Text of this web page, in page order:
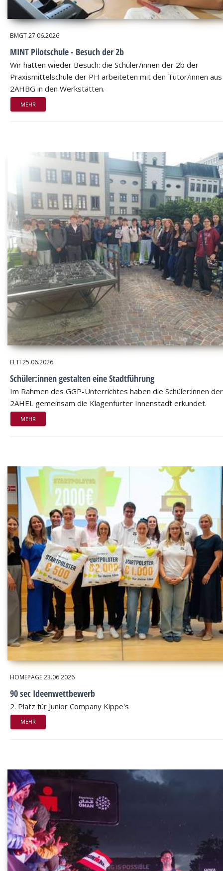
BMGT27.06.2026
MINT Pilotschule - Besuch der 2b
Wir hatten wieder Besuch: die Schüler/innen der 2b der
Praxismittelschule der PH arbeiteten mit den Tutor/innen
2AHBG in den Werkstätten.
MEHR
ELTI 25.06.2026
Schüler:innen gestalten eine Stadtführung
Im Rahmen des GGP-Unterrichtes haben die Schüler:innen der
2AHEL gemeinsam die Klagenfurter Innenstadt erkundet.
MEHR
HOMEPAGE23.06.2026
90 sec Ideenwettbewerb
2. Platz für Junior Company Kippe's
MEHR